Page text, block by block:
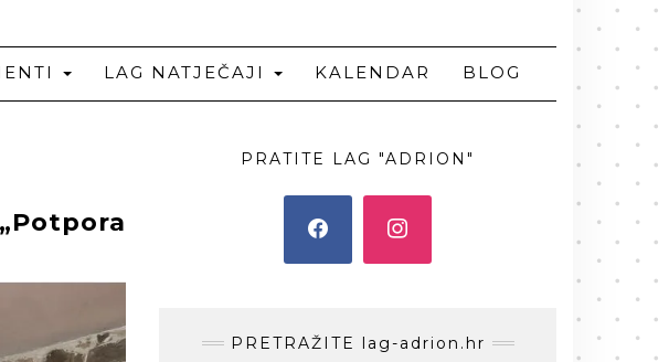
LAG NATJEČAJI KALENDAR BLOG
PRATITE LAG "ADRION"
PRETRAŽITE lag-adrion.hr